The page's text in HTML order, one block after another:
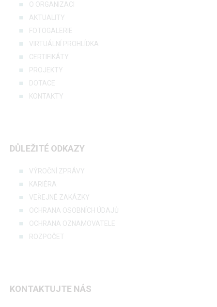
O ORGANIZACI
AKTUALITY
FOTOGALERIE
VIRTUÁLNÍ PROHLÍDKA
CERTIFIKÁTY
PROJEKTY
DOTACE
KONTAKTY
DŮLEŽITÉ ODKAZY
VÝROČNÍ ZPRÁVY
KARIÉRA
VEŘEJNÉ ZAKÁZKY
OCHRANA OSOBNÍCH ÚDAJŮ
OCHRANA OZNAMOVATELE
ROZPOČET
KONTAKTUJTE NÁS